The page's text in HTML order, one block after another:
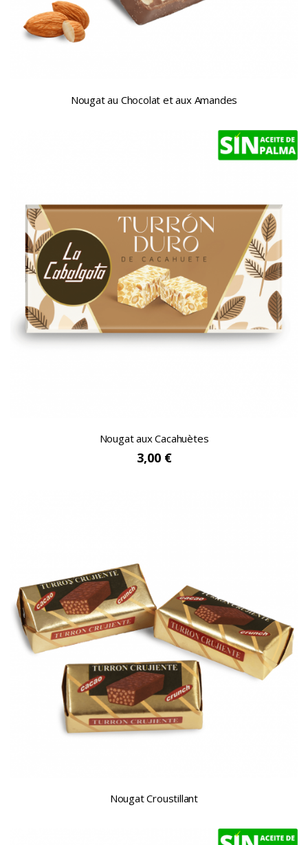
Nougat au Chocolat et aux Amandes
Nougat aux Cacahuètes
3,00 €
Nougat Croustillant